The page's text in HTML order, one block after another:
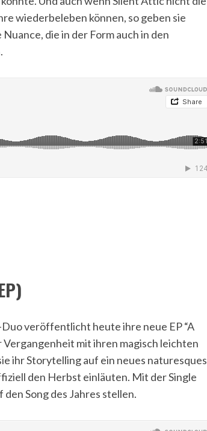
wiederbeleben können, so geben sie
die in der Form auch in den
veröffentlicht heute ihre neue EP “A
Vergangenheit mit ihren magisch leichten
ihr Storytelling auf ein neues naturesques
den Herbst einläuten. Mit der Single
Song des Jahres stellen.